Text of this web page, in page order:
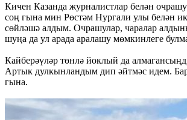
Кичен Казанда журналистлар белән
соң гына мин Рөстәм Нургали улы белән
сөйләшә алдым. Очрашулар, чаралар
шуңа да ул арада аралашу мөмкинлеге
Кайберәүләр төнлә йоклый да
Артык дулкынландым дип әйтмәс идем.
гына.